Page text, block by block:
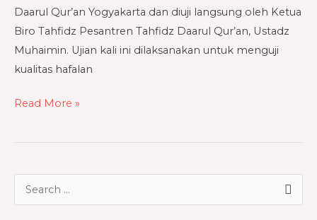
Daarul Qur’an Yogyakarta dan diuji langsung oleh Ketua
Biro Tahfidz Pesantren Tahfidz Daarul Qur’an, Ustadz
Muhaimin. Ujian kali ini dilaksanakan untuk menguji
kualitas hafalan
Read More »